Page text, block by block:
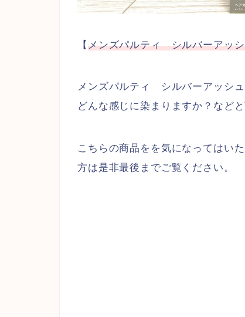
【 メンズパルティ シルバーアッ
メンズパルティ シルバーアッシ
どんな感じに染まりますか？など
こちらの商品をを気になってはい
方は是非最後までご覧ください。